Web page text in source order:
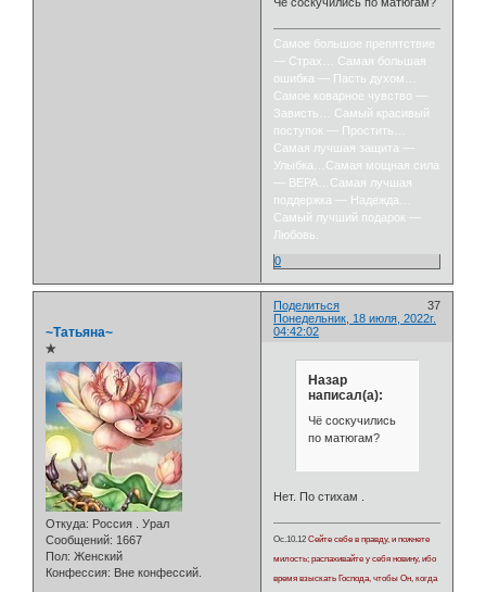
Самое большое препятствие
— Страх… Самая большая
ошибка — Пасть духом…
Самое коварное чувство —
Зависть… Самый красивый
поступок — Простить…
Самая лучшая защита —
Улыбка…Самая мощная сила
— ВЕРА…Самая лучшая
поддержка — Надежда…
Самый лучший подарок —
Любовь.
0
Поделиться
37
Понедельник, 18 июля, 2022г.
04:42:02
~Татьяна~
✯
Откуда: Россия . Урал
Сообщений: 1667
Пол: Женский
Конфессия: Вне конфессий.
Назар
написал(а):
Чё соскучились
по матюгам?
Нет. По стихам .
Ос.10.12Сейте себе в правду, и пожнете
милость; распахивайте у себя новину, ибо
время взыскать Господа, чтобы Он, когда